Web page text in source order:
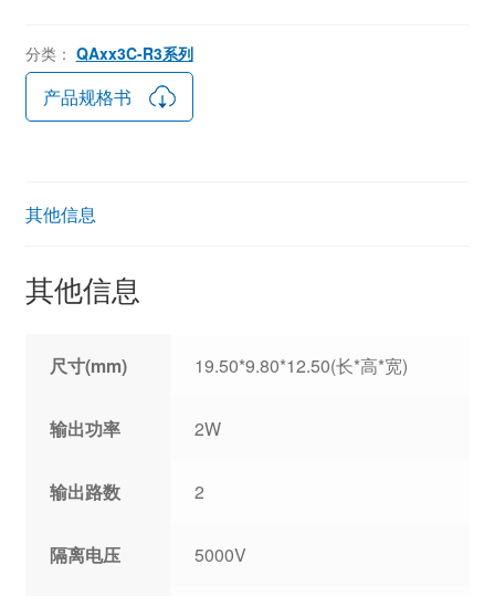
分类： QAxx3C-R3系列
产品规格书
其他信息
其他信息
尺寸(mm) 19.50*9.80*12.50(长*高*宽)
输出功率 2W
输出路数 2
隔离电压 5000V